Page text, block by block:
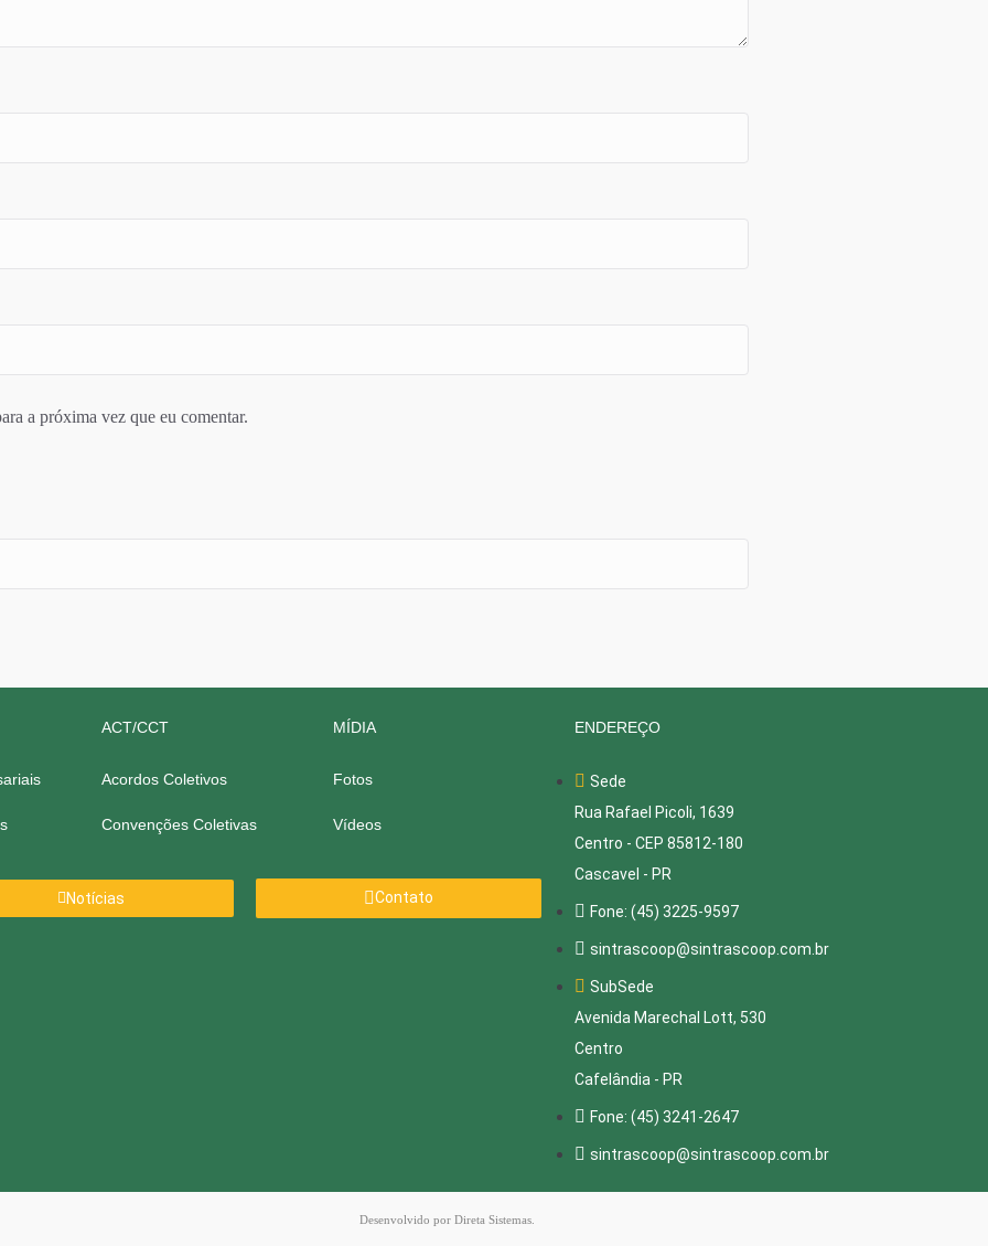
a próxima vez que eu comentar.
ACT/CCT
Acordos Coletivos
Convenções Coletivas
MÍDIA
Fotos
Vídeos
Notícias Contato
ENDEREÇO
Sede
Rua Rafael Picoli, 1639
Centro - CEP 85812-180
Cascavel - PR
Fone: (45) 3225-9597
sintrascoop@sintrascoop.com.br
SubSede
Avenida Marechal Lott, 530
Centro
Cafelândia - PR
Fone: (45) 3241-2647
sintrascoop@sintrascoop.com.br
Desenvolvido porDireta Sistemas